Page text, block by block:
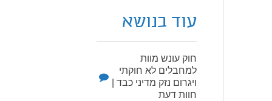
עוד בנושא
חוק עונש מוות
למחבלים לא חוקתי
ויגרום נזק מדיני כבד |
חוות דעת